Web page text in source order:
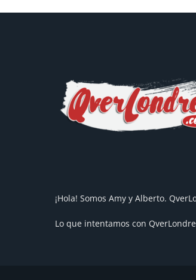
¡Hola! Somos Amy y Alberto.
Lo que intentamos con